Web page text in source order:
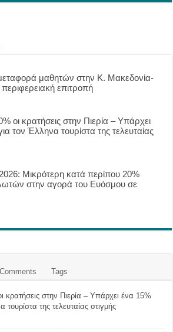
μαθητών στην Κ. Μακεδονία-
περιφερειακή επιτροπή
οι κρατήσεις στην Πιερία – Υπάρχει
τον Έλληνα τουρίστα της τελευταίας
Μικρότερη κατά περίπου 20%
στην αγορά του Ευόσμου σε
Comments Tags
κρατήσεις στην Πιερία – Υπάρχει ένα 15%
τουρίστα της τελευταίας στιγμής